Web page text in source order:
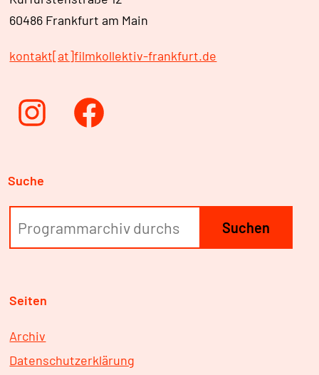
60486 Frankfurt am Main
kontakt[at]filmkollektiv-frankfurt.de
InstagramFacebook
Suche
Suchen
Seiten
Archiv
Datenschutzerklärung